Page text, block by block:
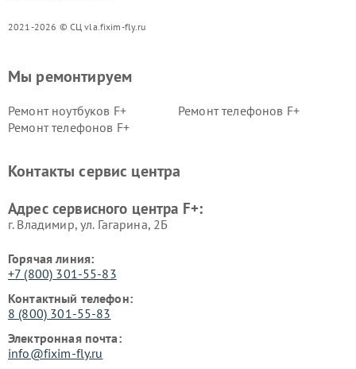
2021-2026 © СЦ vla.fixim-fly.ru
Мы ремонтируем
Ремонт ноутбуков F+
Ремонт телефонов F+
Ремонт телефонов F+
Контакты сервис центра
Адрес сервисного центра F+:
г. Владимир, ул. Гагарина, 2Б
Горячая линия:
+7 (800) 301-55-83
Контактный телефон:
8 (800) 301-55-83
Электронная почта:
info@fixim-fly.ru